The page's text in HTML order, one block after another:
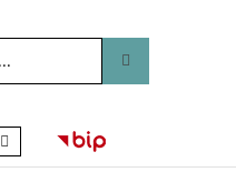
Tłumacz
języka
migowego